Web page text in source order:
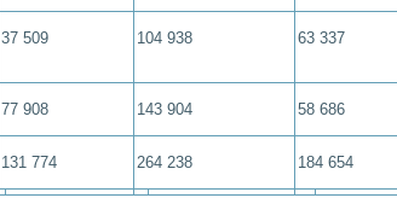
37 509 104 938 63 337
77 908 143 904 58 686
131 774 264 238 184 654